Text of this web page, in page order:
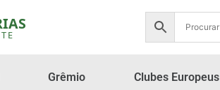
Grêmio Clubes Europeus